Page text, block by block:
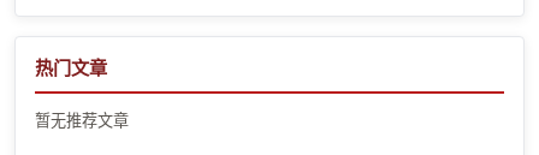
热门文章
暂无推荐文章